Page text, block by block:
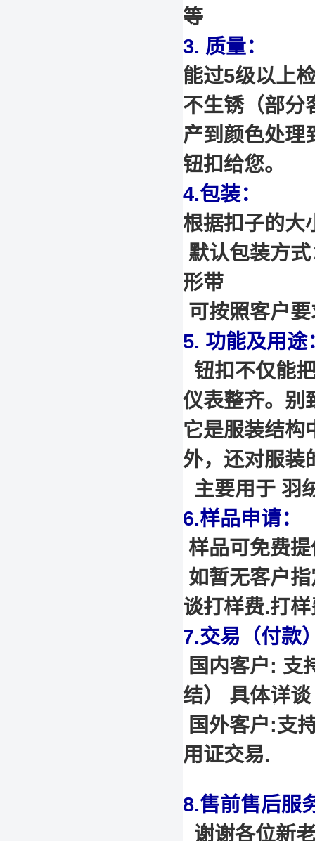
等
3. 质量：
能过5级以上
不生锈（部分
产到颜色处理
钮扣给您。
4.包装：
根据扣子的大
默认包装方
形带
可按照客户
5. 功能及用途
钮扣不仅能
仪表整齐。别
它是服装结构
外，还对服装
主要用于 羽
6.样品申请：
样品可免费
如暂无客户
谈打样费.打
7.交易（付款
国内客户: 支
结） 具体详谈
国外客户:支
用证交易.
8.售前售后服
谢谢各位新